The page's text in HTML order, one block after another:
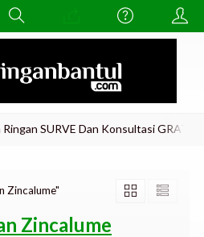
SURVE Dan Konsultasi
Zincalume"
Zincalume